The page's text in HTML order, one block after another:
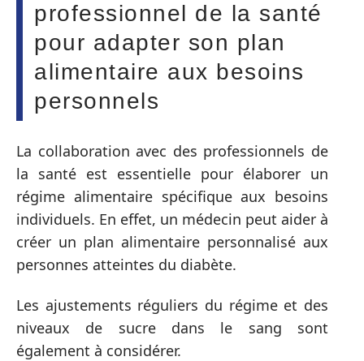
professionnel de la santé
pour adapter son plan
alimentaire aux besoins
personnels
La collaboration avec des professionnels de
la santé est essentielle pour élaborer un
régime alimentaire spécifique aux besoins
individuels. En effet, un médecin peut aider à
créer un plan alimentaire personnalisé aux
personnes atteintes du diabète.
Les ajustements réguliers du régime et des
niveaux de sucre dans le sang sont
également à considérer.